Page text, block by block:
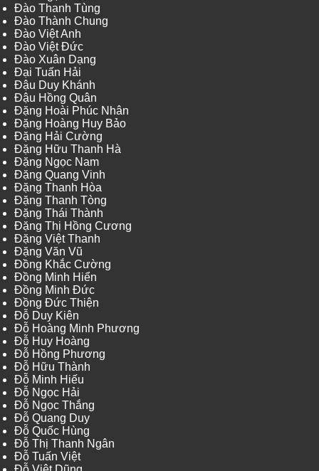
Đào Thanh Tùng
Đào Thành Chung
Đào Việt Anh
Đào Việt Đức
Đào Xuân Dạng
Đại Tuấn Hải
Đậu Duy Khánh
Đậu Hồng Quân
Đặng Hoài Phúc Nhân
Đặng Hoàng Huy Bảo
Đặng Hải Cường
Đặng Hữu Thanh Hà
Đặng Ngọc Nam
Đặng Quang Vinh
Đặng Thanh Hòa
Đặng Thanh Tòng
Đặng Thái Thành
Đặng Thị Hồng Cương
Đặng Việt Thanh
Đặng Văn Vũ
Đồng Khắc Cường
Đồng Minh Hiển
Đồng Minh Đức
Đồng Đức Thiện
Đỗ Duy Kiên
Đỗ Hoàng Minh Phương
Đỗ Huy Hoàng
Đỗ Hồng Phương
Đỗ Hữu Thành
Đỗ Minh Hiếu
Đỗ Ngọc Hải
Đỗ Ngọc Thắng
Đỗ Quang Duy
Đỗ Quốc Hùng
Đỗ Thị Thanh Ngân
Đỗ Tuấn Việt